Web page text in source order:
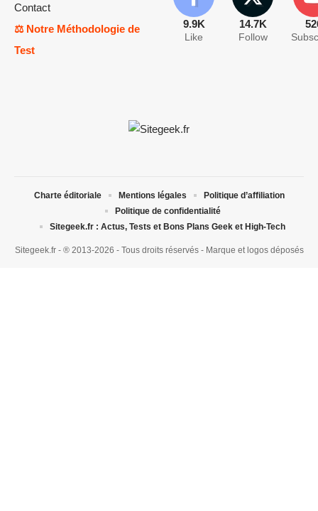
Contact
⚖️ Notre Méthodologie de
Test
9.9K
Like
14.7K
Follow
Sitegeek.fr - ® 2013-2026 - Tous droits réservés - Marque et logos déposés
Charte éditoriale Mentions légales
Politique d’affiliation
Politique de confidentialité
Sitegeek.fr : Actus, Tests et Bons Plans Geek et High-Tech